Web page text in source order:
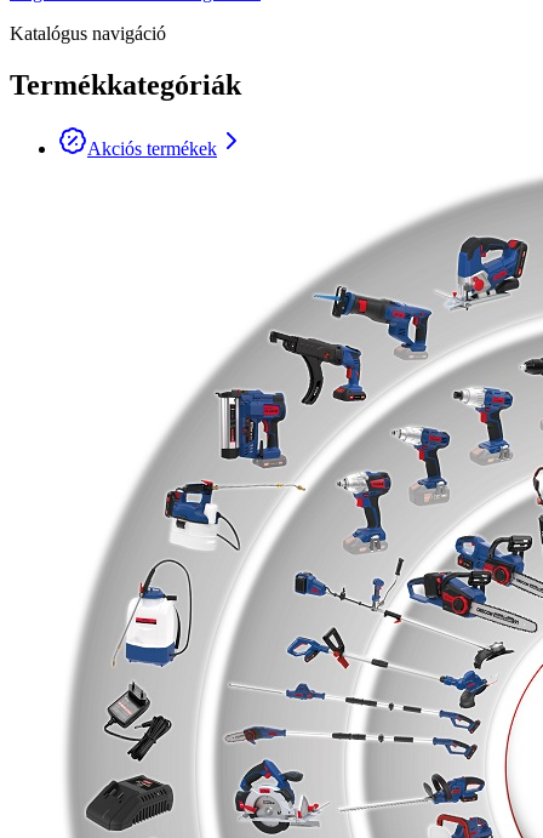
Katalógus navigáció
Termékkategóriák
Akciós termékek